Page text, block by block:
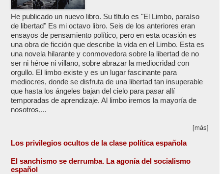
He publicado un nuevo libro. Su título es "El Limbo, paraíso
de libertad" Es mi octavo libro. Seis de los anteriores eran
ensayos de pensamiento político, pero en esta ocasión es
una obra de ficción que describe la vida en el Limbo. Esta es
una novela hilarante y conmovedora sobre la libertad de no
ser ni héroe ni villano, sobre abrazar la mediocridad con
orgullo. El limbo existe y es un lugar fascinante para
mediocres, donde se disfruta de una libertad tan insuperable
que hasta los ángeles bajan del cielo para pasar allí
temporadas de aprendizaje. Al limbo iremos la mayoría de
nosotros,...
[más]
Los privilegios ocultos de la clase política española
El sanchismo se derrumba. La agonía del socialismo
español